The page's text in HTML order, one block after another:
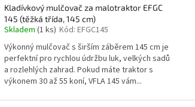
Kladívkový mulčovač za malotraktor EFGC
145 (těžká třída, 145 cm)
Skladem (1 ks) Kód: EFGC145
Výkonný mulčovač s širším záběrem 145 cm je
perfektní pro rychlou údržbu luk, velkých sadů
a rozlehlých zahrad. Pokud máte traktor s
výkonem 30 až 55 koní, VFLA 145 vám...